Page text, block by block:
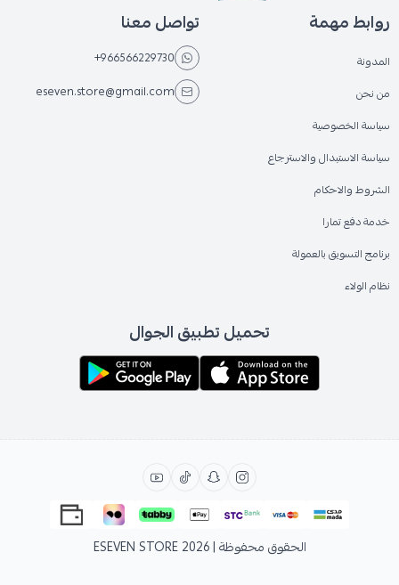
روابط مهمة
المدونة
من نحن
سياسة الخصوصية
سياسة الاستبدال والاسترجاع
الشروط والاحكام
خدمة دفع تمارا
برنامج التسويق بالعمولة
نظام الولاء
تواصل معنا
+966566229730
eseven.store@gmail.com
تحميل تطبيق الجوال
الحقوق محفوظة | 2026 ESEVEN STORE